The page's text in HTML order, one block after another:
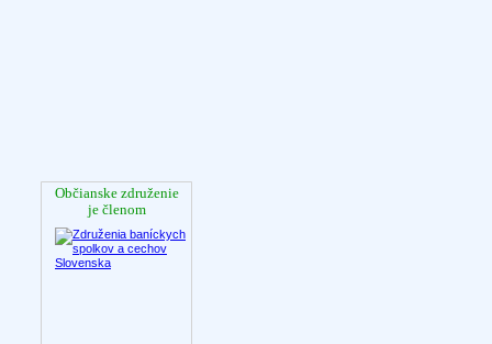
Občianske združenie
je členom